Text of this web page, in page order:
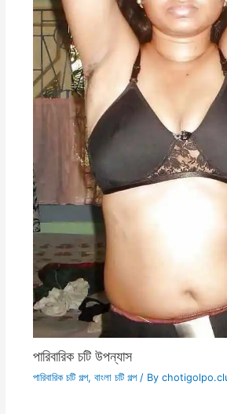
পারিবারিক চটি উপন্যাস
পারিবারিক চটি গল্প, বাংলা চটি গল্প/ By